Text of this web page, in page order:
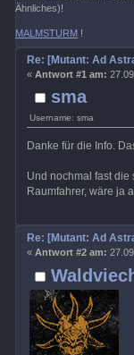
Ähnliches)!
MALMSTURM !
sma
Username: sma
Re: [Mutant: Ad
« Antwort #1 am:
Danke für die Info.
Und nochmal fast
Raumfahrer, wäre ja
Re: [Mutant: Ad
« Antwort #2 am: